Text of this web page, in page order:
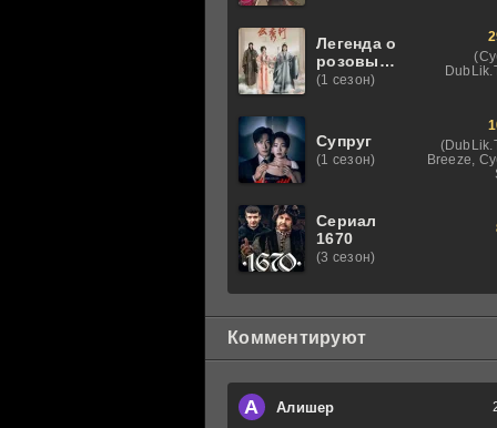
Легенда о
розовых
облаках
(1 сезон)
Супруг
(1 сезон)
Breeze,
Сериал
1670
(3 сезон)
Комментируют
А Алишер